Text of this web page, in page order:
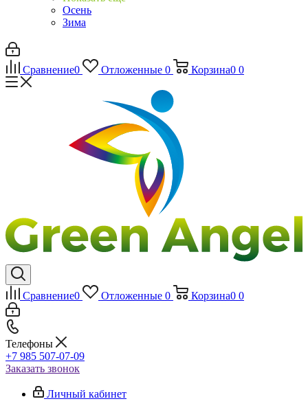
Осень
Зима
Сравнение0 Отложенные 0 Корзина0 0
Сравнение0 Отложенные 0 Корзина0 0
Телефоны
+7 985 507-07-09
Заказать звонок
Личный кабинет